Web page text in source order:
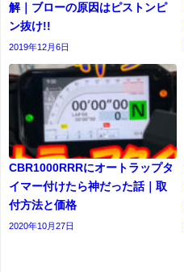
解｜ブローの原因はピストンピ
ン抜け!!
2019年12月6日
CBR1000RRRにオートラップタ
イマー付けたら神だった話｜取
付方法と価格
2020年10月27日